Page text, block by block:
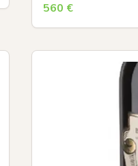
560 €